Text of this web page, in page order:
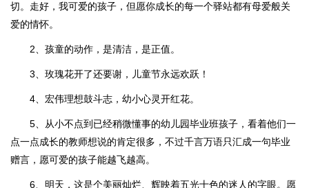
切。走好，我可爱的孩子，但愿你成长的每一个驿站都有母爱般关
爱的情怀。
2、孩童的动作，是清洁，是正值。
3、玫瑰花开了还要谢，儿童节永远欢跃！
4、宏伟理想鼓斗志，幼小心灵开红花。
5、从小不点到已经稍微懂事的幼儿园毕业班孩子，看着他们一
点一点成长的教师想说的肯定很多，不过千言万语只汇成一句毕业
赠言，愿可爱的孩子能越飞越高。
6、明天，这是个美丽灿烂、辉映着五光十色的迷人的字眼。愿